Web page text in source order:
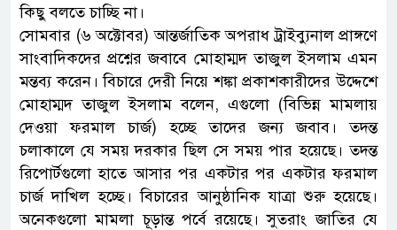
কিছু বলতে চাচ্ছি না।
সোমবার (৬ অক্টোবর) আন্তর্জাতিক অপরাধ ট্রাইব্যুনাল প্রাঙ্গণে
সাংবাদিকদের প্রশ্নের জবাবে মোহাম্মদ তাজুল ইসলাম এমন
মন্তব্য করেন। বিচারে দেরী নিয়ে শঙ্কা প্রকাশকারীদের উদ্দেশে
মোহাম্মদ তাজুল ইসলাম বলেন, এগুলো (বিভিন্ন মামলায়
দেওয়া ফরমাল চার্জ) হচ্ছে তাদের জন্য জবাব। তদন্ত
চলাকালে যে সময় দরকার ছিল সে সময় পার হয়েছে। তদন্ত
রিপোর্টগুলো হাতে আসার পর একটার পর একটার ফরমাল
চার্জ দাখিল হচ্ছে। বিচারের আনুষ্ঠানিক যাত্রা শুরু হয়েছে।
অনেকগুলো মামলা চূড়ান্ত পর্বে রয়েছে। সুতরাং জাতির যে